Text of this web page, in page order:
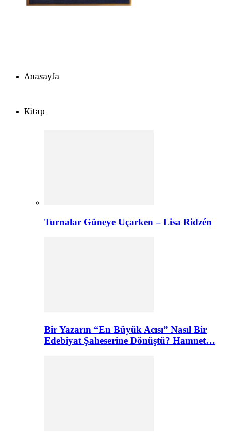
Anasayfa
Kitap
Turnalar Güneye Uçarken – Lisa Ridzén
Bir Yazarın “En Büyük Acısı” Nasıl Bir
Edebiyat Şaheserine Dönüştü? Hamnet…